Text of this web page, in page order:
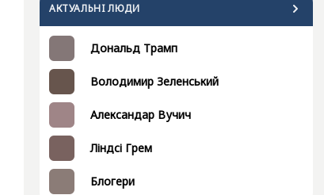
АКТУАЛЬНI ЛЮДИ
Дональд Трамп
Володимир Зеленський
Александар Вучич
Ліндсі Грем
Блогери